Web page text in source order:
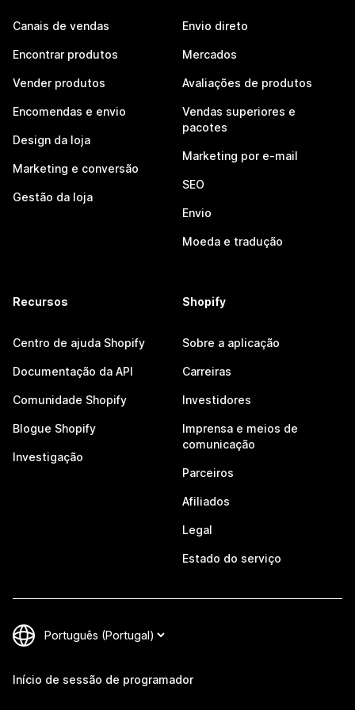
Canais de vendas
Encontrar produtos
Vender produtos
Encomendas e envio
Design da loja
Marketing e conversão
Gestão da loja
Envio direto
Mercados
Avaliações de produtos
Vendas superiores e
pacotes
Marketing por e-mail
SEO
Envio
Moeda e tradução
Recursos
Centro de ajuda Shopify
Documentação da API
Comunidade Shopify
Blogue Shopify
Investigação
Shopify
Sobre a aplicação
Carreiras
Investidores
Imprensa e meios de
comunicação
Parceiros
Afiliados
Legal
Estado do serviço
Início de sessão de programador